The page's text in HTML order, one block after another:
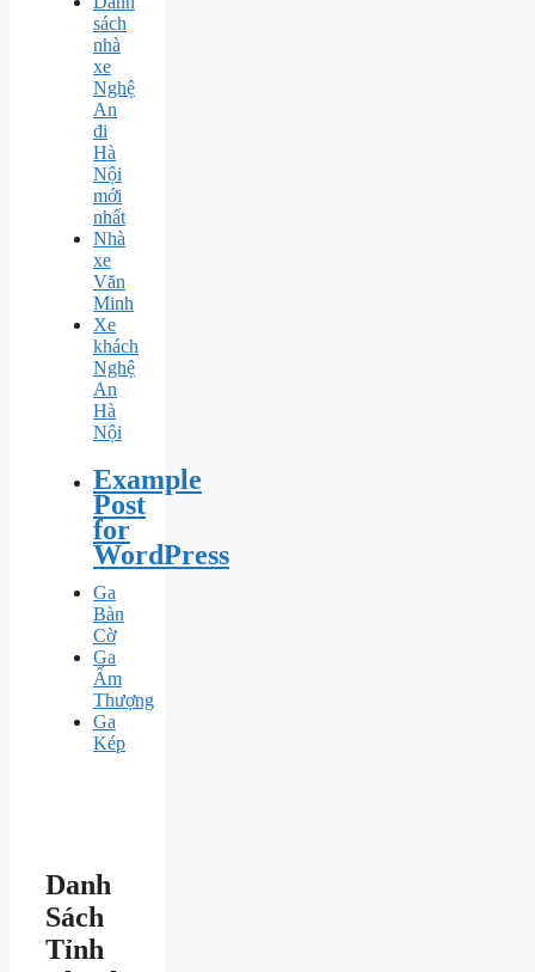
sách
nhà
xe
Nghệ
An
đi
Hà
Nội
mới
nhất
Nhà
xe
Văn
Minh
Xe
khách
Nghệ
An
Hà
Nội
Example
Post
for
WordPress
Ga
Bàn
Cờ
Ga
Ấm
Thượng
Ga
Kép
Danh
Sách
Tỉnh